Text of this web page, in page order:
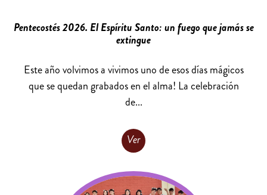
Pentecostés 2026. El Espíritu Santo: un fuego que jamás se
extingue
Este año volvimos a vivimos uno de esos días mágicos
que se quedan grabados en el alma! La celebración
de...
Ver